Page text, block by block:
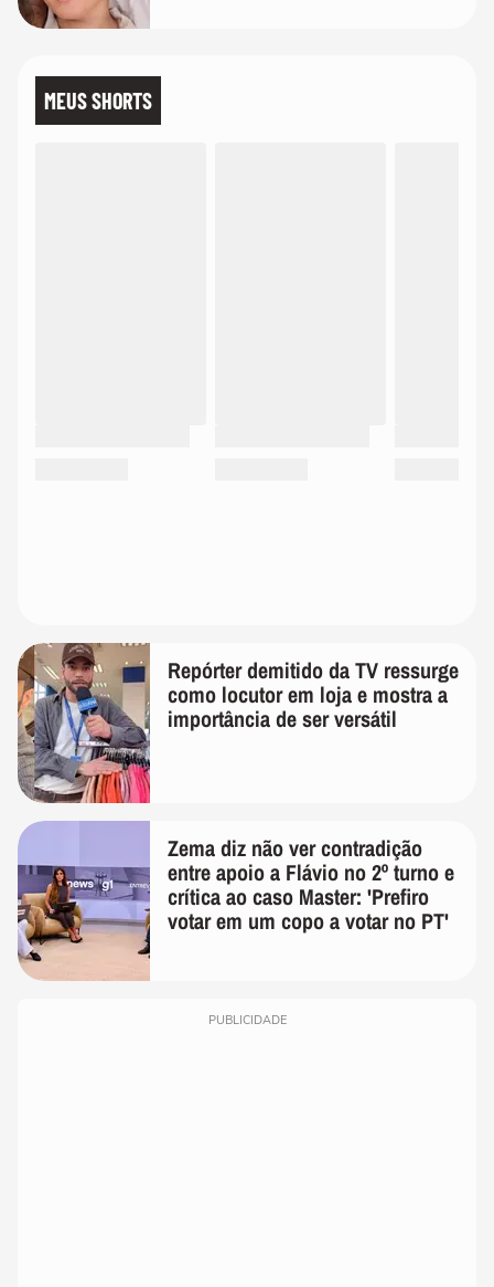
MEUS SHORTS
Repórter demitido da TV ressurge
como locutor em loja e mostra a
importância de ser versátil
Zema diz não ver contradição
entre apoio a Flávio no 2º turno e
crítica ao caso Master: 'Prefiro
votar em um copo a votar no PT'
PUBLICIDADE